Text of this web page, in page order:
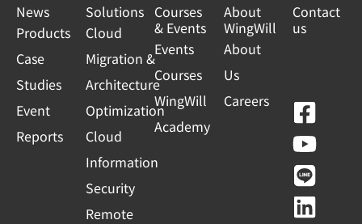
News
Products
Case
Studies
Event
Reports
Solutions
Cloud
Migration &
Architecture
Optimization
Cloud
Information
Security
Remote
Courses
& Events
Events
Courses
WingWill
Academy
About
WingWill
About
Us
Careers
Contact
us
F
a
c
e
b
Y
o
u
t
u
L
i
n
e
L
i
n
k
e